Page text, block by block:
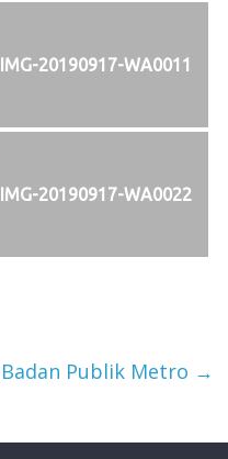
IMG-20190917-WA0011
IMG-20190917-WA0022
Badan Publik Metro →